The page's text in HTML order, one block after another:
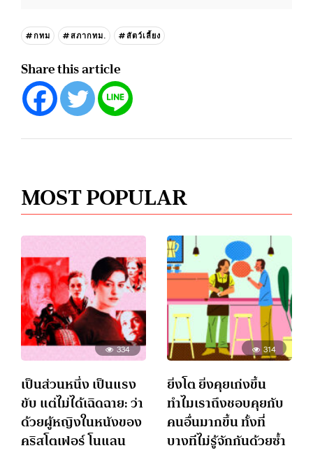
#กทม #สภากทม. #สัตว์เลี้ยง
Share this article
MOST POPULAR
334
เป็นส่วนหนึ่ง เป็นแรง
ขับ แต่ไม่ได้เฉิดฉาย: ว่า
ด้วยผู้หญิงในหนังของ
คริสโตเฟอร์ โนแลน
314
ยิ่งโต ยิ่งคุยเก่งขึ้น
ทำไมเราถึงชอบคุยกับ
คนอื่นมากขึ้น ทั้งที่
บางทีไม่รู้จักกันด้วยซ้ำ